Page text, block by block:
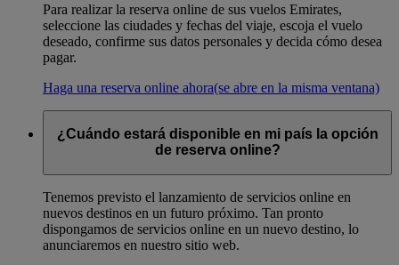
Para realizar la reserva online de sus vuelos Emirates,
seleccione las ciudades y fechas del viaje, escoja el vuelo
deseado, confirme sus datos personales y decida cómo desea
pagar.
Haga una reserva online ahora(se abre en la misma ventana)
¿Cuándo estará disponible en mi país la opción
de reserva online?
Tenemos previsto el lanzamiento de servicios online en
nuevos destinos en un futuro próximo. Tan pronto
dispongamos de servicios online en un nuevo destino, lo
anunciaremos en nuestro sitio web.